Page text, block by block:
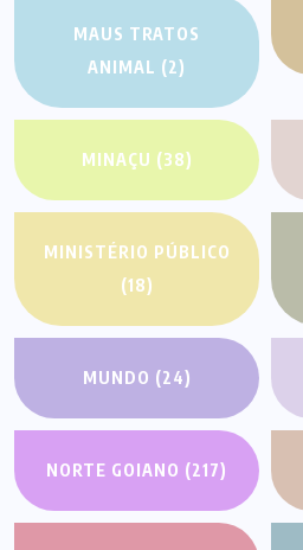
MAUS TRATOS
ANIMAL (2)
MINAÇU (38)
MINISTÉRIO PÚBLICO
(18)
MUNDO (24)
NORTE GOIANO (217)